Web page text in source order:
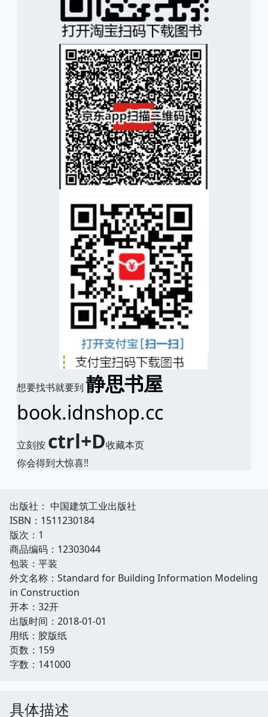
想要找书就要到 静思书屋
book.idnshop.cc
立刻按 ctrl+D收藏本页
你会得到大惊喜!!
出版社： 中国建筑工业出版社
ISBN：1511230184
版次：1
商品编码：12303044
包装：平装
外文名称：Standard for Building Information Modeling
in Construction
开本：32开
出版时间：2018-01-01
用纸：胶版纸
页数：159
字数：141000
具体描述